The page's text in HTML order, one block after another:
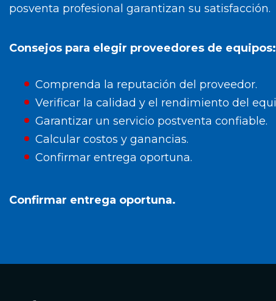
posventa profesional garantizan su satisfacción.
Consejos para elegir proveedores de equipos:
Comprenda la reputación del proveedor.
Verificar la calidad y el rendimiento del
Garantizar un servicio postventa confiable.
Calcular costos y ganancias.
Confirmar entrega oportuna.
Confirmar entrega oportuna.